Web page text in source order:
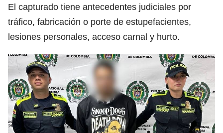
El capturado tiene antecedentes judiciales por
tráfico, fabricación o porte de estupefacientes,
lesiones personales, acceso carnal y hurto.